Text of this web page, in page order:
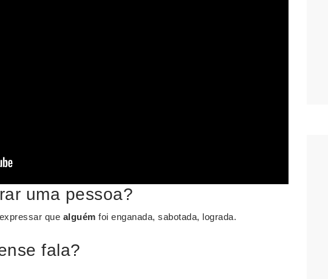
uma pessoa?
que alguém foi enganada, sabotada, lograda.
fala?